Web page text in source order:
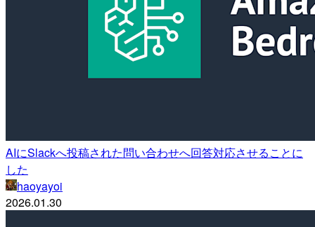
AIにSlackへ投稿された問い合わせへ回答対応させることに
した
haoyayoi
2026.01.30